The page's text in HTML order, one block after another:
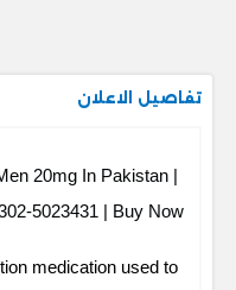
تفاصيل الاعلان
20mg In Pakistan |
5023431 | Buy Now
medication used to